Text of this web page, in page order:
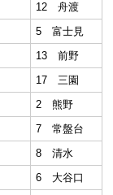
12 舟渡
5 富士見
13 前野
17 三園
2 熊野
7 常盤台
8 清水
6 大谷口